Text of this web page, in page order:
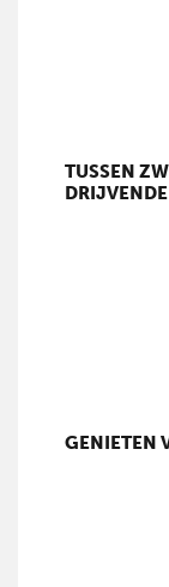
TUSSEN
GENIETEN